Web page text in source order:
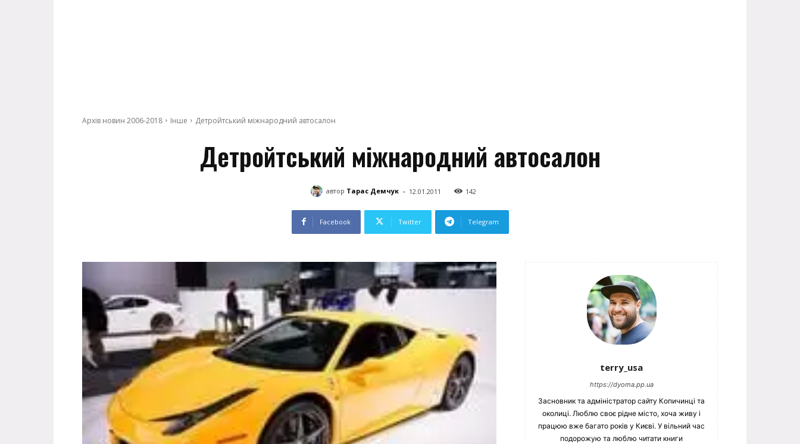
Архів новин 2006-2018 Інше Детройтський міжнародний автосалон
Детройтський міжнародний автосалон
автор Тарас Демчук - 12.01.2011 142
Facebook Twitter Telegram
terry_usa
https://dyoma.pp.ua
Засновник та адміністратор сайту Копичинці та
околиці. Люблю своє рідне місто, хоча живу і
працюю вже багато років у Києві. У вільний час
подорожую та люблю читати книги